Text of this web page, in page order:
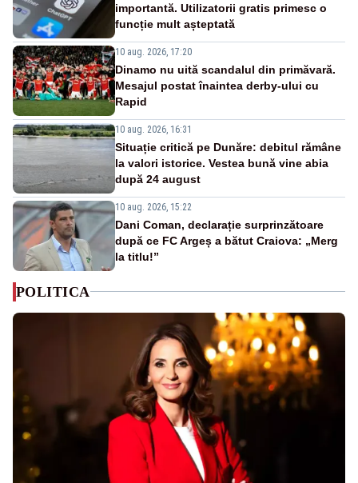
importantă. Utilizatorii gratis primesc o
funcție mult așteptată
10 aug. 2026, 17:20
Dinamo nu uită scandalul din primăvară.
Mesajul postat înaintea derby-ului cu
Rapid
10 aug. 2026, 16:31
Situație critică pe Dunăre: debitul rămâne
la valori istorice. Vestea bună vine abia
după 24 august
10 aug. 2026, 15:22
Dani Coman, declarație surprinzătoare
după ce FC Argeș a bătut Craiova: „Merg
la titlu!”
POLITICA